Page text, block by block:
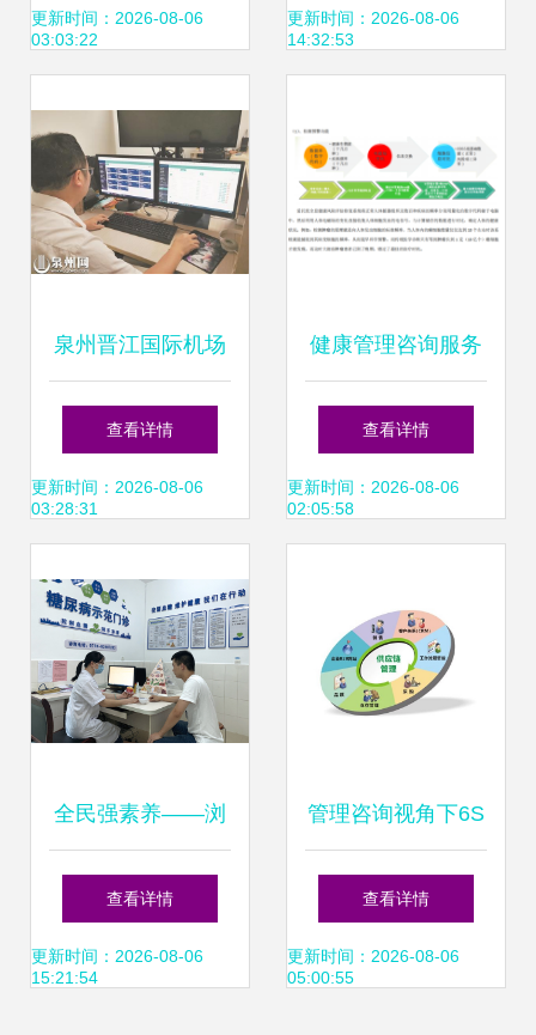
健康管理信息咨询
更新时间：2026-08-06
03:03:22
解析
更新时间：2026-08-06
14:32:53
泉州晋江国际机场
顺利上线“健康空港
信息管理系统”，提
询
查看详情
更新时间：2026-08-06
03:28:31
健康管理咨询服务
市场兴起的动因分
析
查看详情
更新时间：2026-08-06
02:05:58
全民强素养——浏
阳创建国家卫生城
市系列报道之三 健
查看详情
更新时间：2026-08-06
15:21:54
管理咨询视角下6S
现场管理与团队建
设在健康管理信息
查看详情
更新时间：2026-08-06
05:00:55